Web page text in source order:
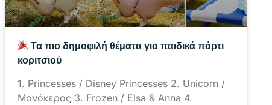
Τα πιο δημοφιλή θέματα για παιδικά πάρτι
κοριτσιού
1. Princesses / Disney Princesses 2. Unicorn /
Μονόκερος 3. Frozen / Elsa & Anna 4.